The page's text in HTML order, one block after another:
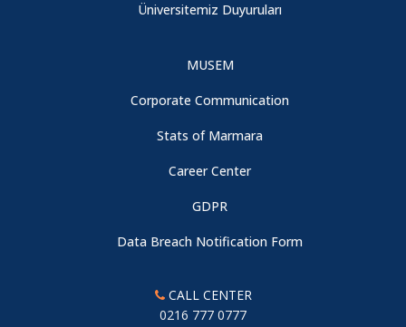
Üniversitemiz Duyuruları
MUSEM
Corporate Communication
Stats of Marmara
Career Center
GDPR
Data Breach Notification Form
CALL CENTER
0216 777 0777